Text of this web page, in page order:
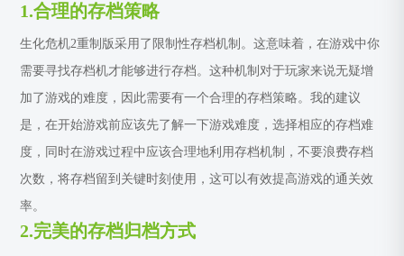
1.合理的存档策略
生化危机2重制版采用了限制性存档机制。这意味着，在游戏中你
需要寻找存档机才能够进行存档。这种机制对于玩家来说无疑增
加了游戏的难度，因此需要有一个合理的存档策略。我的建议
是，在开始游戏前应该先了解一下游戏难度，选择相应的存档难
度，同时在游戏过程中应该合理地利用存档机制，不要浪费存档
次数，将存档留到关键时刻使用，这可以有效提高游戏的通关效
率。
2.完美的存档归档方式